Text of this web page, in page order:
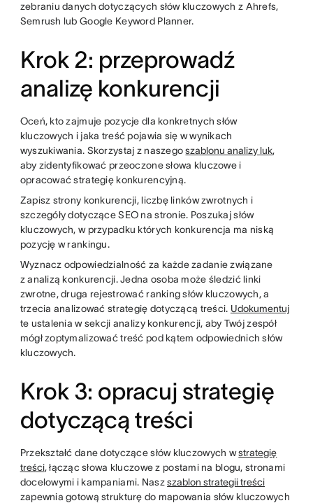
zebraniu danych dotyczących słów kluczowych z Ahrefs,
Semrush lub Google Keyword Planner.
Krok 2: przeprowadź
analizę konkurencji
Oceń, kto zajmuje pozycje dla konkretnych słów
kluczowych i jaka treść pojawia się w wynikach
wyszukiwania. Skorzystaj z naszegoszablonu analizy luk,
aby zidentyfikować przeoczone słowa kluczowe i
opracować strategię konkurencyjną.
Zapisz strony konkurencji, liczbę linków zwrotnych i
szczegóły dotyczące SEO na stronie. Poszukaj słów
kluczowych, w przypadku których konkurencja ma niską
pozycję w rankingu.
Wyznacz odpowiedzialność za każde zadanie związane
z analizą konkurencji. Jedna osoba może śledzić linki
zwrotne, druga rejestrować ranking słów kluczowych, a
trzecia analizować strategię dotyczącą treści. Udokumentuj
te ustalenia w sekcji analizy konkurencji, aby Twój zespół
mógł zoptymalizować treść pod kątem odpowiednich słów
kluczowych.
Krok 3: opracuj strategię
dotyczącą treści
Przekształć dane dotyczące słów kluczowych wstrategię
treści, łącząc słowa kluczowe z postami na blogu, stronami
docelowymi i kampaniami. Naszszablon strategii treści
zapewnia gotową strukturę do mapowania słów kluczowych